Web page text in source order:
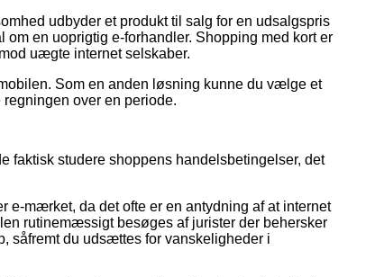
udbyder et produkt til salg for en udsalgspris
en uoprigtig e-forhandler. Shopping med kort er
uægte internet selskaber.
Som en anden løsning kunne du vælge et
over en periode.
faktisk studere shoppens handelsbetingelser, det
e-mærket, da det ofte er en antydning af at internet
rutinemæssigt besøges af jurister der behersker
såfremt du udsættes for vanskeligheder i